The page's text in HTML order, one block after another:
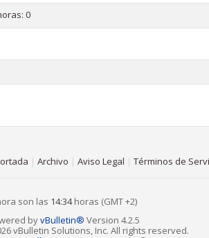
0
| Archivo | Aviso Legal | Términos de
son las 14:34horas (GMT +2)
byvBulletin® Version 4.2.5
vBulletin Solutions, Inc. All rights reserved.